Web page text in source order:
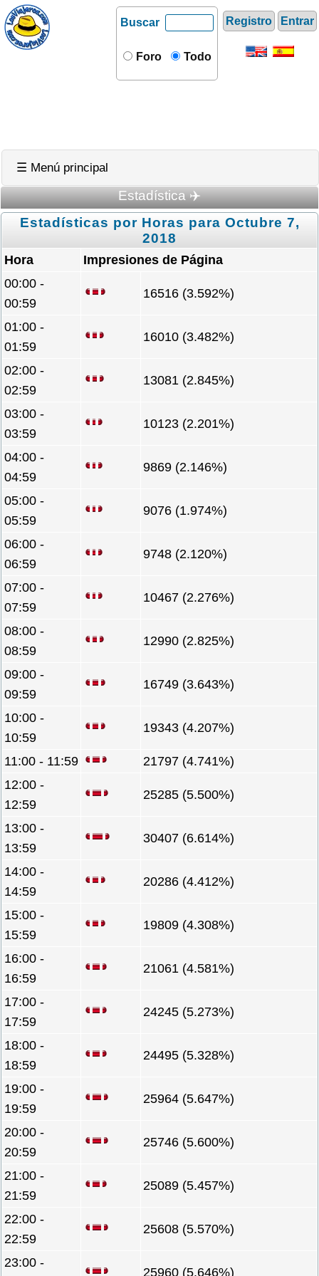
Registro Entrar
Buscar
Foro Todo
☰ Menú principal
Estadística ✈️
Estadísticas por Horas para Octubre 7,
2018
Hora
Impresiones de Página
00:00 -
00:59
16516 (3.592%)
01:00 -
01:59
16010 (3.482%)
02:00 -
02:59
13081 (2.845%)
03:00 -
03:59
10123 (2.201%)
04:00 -
04:59
9869 (2.146%)
05:00 -
05:59
9076 (1.974%)
06:00 -
06:59
9748 (2.120%)
07:00 -
07:59
10467 (2.276%)
08:00 -
08:59
12990 (2.825%)
09:00 -
09:59
16749 (3.643%)
10:00 -
10:59
19343 (4.207%)
11:00 - 11:59
21797 (4.741%)
12:00 -
12:59
25285 (5.500%)
13:00 -
13:59
30407 (6.614%)
14:00 -
14:59
20286 (4.412%)
15:00 -
15:59
19809 (4.308%)
16:00 -
16:59
21061 (4.581%)
17:00 -
17:59
24245 (5.273%)
18:00 -
18:59
24495 (5.328%)
19:00 -
19:59
25964 (5.647%)
20:00 -
20:59
25746 (5.600%)
21:00 -
21:59
25089 (5.457%)
22:00 -
22:59
25608 (5.570%)
23:00 -
25960 (5.646%)